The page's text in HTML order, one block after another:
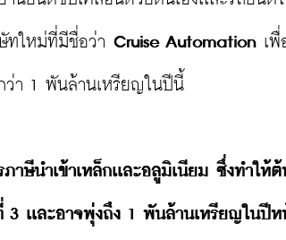
ทใหม่ที่มีชื่อว่า Cruise Automation เพื่
ว่า 1 พันล้านเหรียญในปีนี้
ษีนำเข้าเหล็กเเละอลูมิเนียม ซึ่งทำให้
เเละอาจพุ่งถึง 1 พันล้านเหรียญในปีห